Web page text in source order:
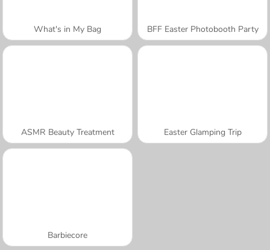
What's in My Bag BFF Easter Photobooth Party
ASMR Beauty Treatment Easter Glamping Trip
Barbiecore